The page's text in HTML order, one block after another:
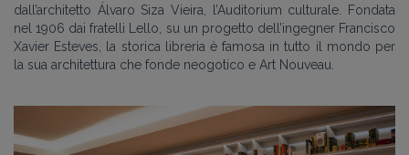
dall’architetto Álvaro Siza Vieira, l’Auditorium culturale. Fondata
nel 1906 dai fratelli Lello, su un progetto dell’ingegner Francisco
Xavier Esteves, la storica libreria è famosa in tutto il mondo per
la sua architettura che fonde neogotico e Art Nouveau.